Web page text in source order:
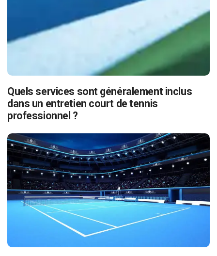
Quels services sont généralement inclus
dans un entretien court de tennis
professionnel ?